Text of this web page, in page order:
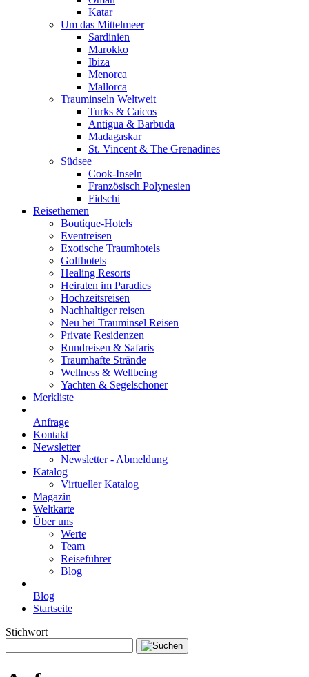
Katar
Um das Mittelmeer
Sardinien
Marokko
Ibiza
Menorca
Mallorca
Trauminseln Weltweit
Turks & Caicos
Antigua & Barbuda
Madagaskar
St. Vincent & The Grenadines
Südsee
Cook-Inseln
Französisch Polynesien
Fidschi
Reisethemen
Boutique-Hotels
Eventreisen
Exotische Traumhotels
Golfhotels
Healing Resorts
Heiraten im Paradies
Hochzeitsreisen
Nachhaltiger reisen
Neu bei Trauminsel Reisen
Private Residenzen
Rundreisen & Safaris
Traumhafte Strände
Wellness & Wellbeing
Yachten & Segelschoner
Merkliste
Anfrage
Kontakt
Newsletter
Newsletter - Abmeldung
Katalog
Virtueller Katalog
Magazin
Weltkarte
Über uns
Werte
Team
Reiseführer
Blog
Blog
Startseite
Stichwort